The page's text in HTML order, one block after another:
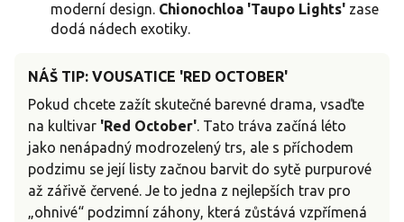
moderní design. Chionochloa 'Taupo Lights' zase
dodá nádech exotiky.
NÁŠ TIP: VOUSATICE 'RED OCTOBER'
Pokud chcete zažít skutečné barevné drama, vsaďte
na kultivar 'Red October'. Tato tráva začíná léto
jako nenápadný modrozelený trs, ale s příchodem
podzimu se její listy začnou barvit do sytě purpurové
až zářivě červené. Je to jedna z nejlepších trav pro
„ohnivé“ podzimní záhony, která zůstává vzpřímená